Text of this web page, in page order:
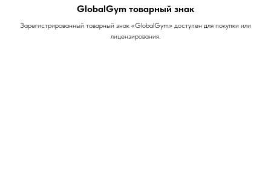
GlobalGym товарный знак
Зарегистрированный товарный знак «GlobalGym» доступен для покупки или
лицензирования.